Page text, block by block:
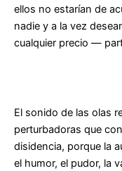
ellos no estarían de
nadie y a la vez
cualquier precio —
El sonido de las olas
perturbadoras que
disidencia, porque la
el humor, el pudor, la